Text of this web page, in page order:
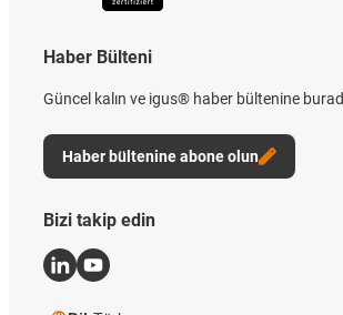
Haber Bülteni
Güncel kalın ve igus® haber bültenine
Haber bültenine abone olun
Bizi takip edin